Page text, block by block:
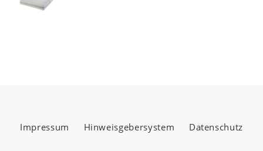
Impressum Hinweisgebersystem Datenschutz